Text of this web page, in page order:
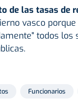
de las tasas de
vasco
todos los
Funcionarios